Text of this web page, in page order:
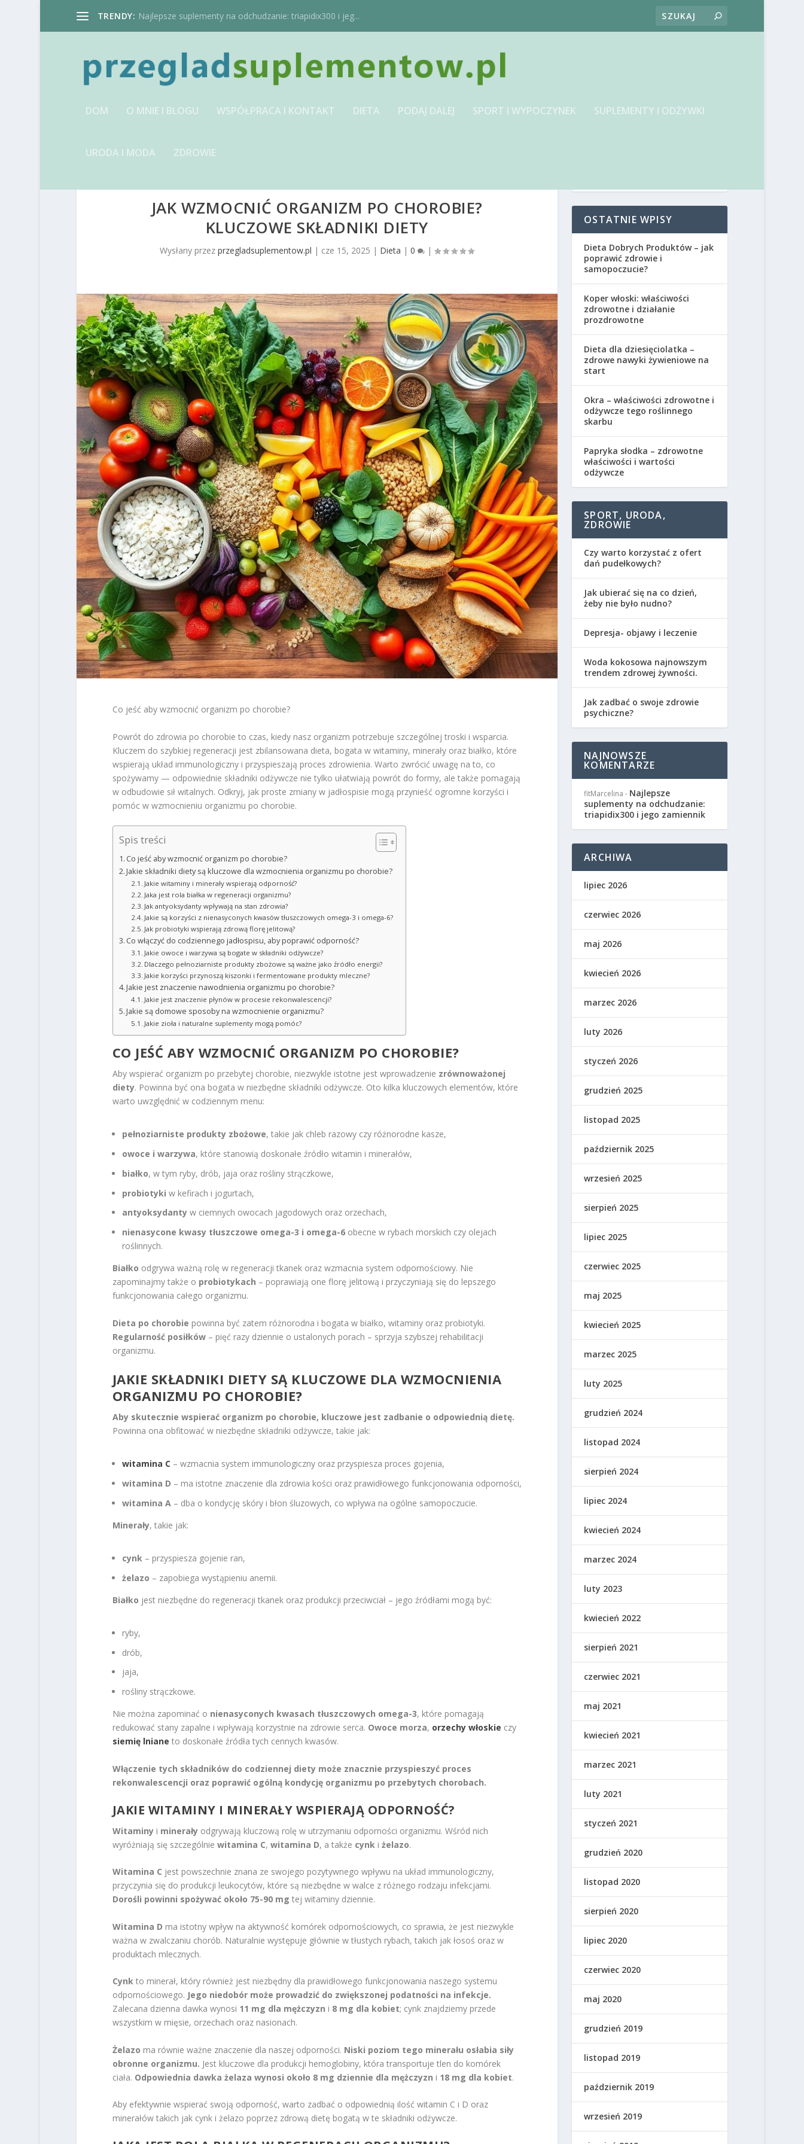
TRENDY: Najlepsze suplementy na odchudzanie: triapidix300 i jeg...
DOM O MNIE I BLOGU WSPÓŁPRACA I KONTAKT DIETA PODAJ DALEJ SPORT I WYPOCZYNEK SUPLEMENTY I ODŻYWKI
URODA I MODA ZDROWIE
JAK WZMOCNIĆ ORGANIZM PO CHOROBIE?
KLUCZOWE SKŁADNIKI DIETY
Wysłany przezprzegladsuplementow.pl | cze 15, 2025 | Dieta |0 |
Co jeść aby wzmocnić organizm po chorobie?
Powrót do zdrowia po chorobie to czas, kiedy nasz organizm potrzebuje szczególnej troski i wsparcia.
Kluczem do szybkiej regeneracji jest zbilansowana dieta, bogata w witaminy, minerały oraz białko, które
wspierają układ immunologiczny i przyspieszają proces zdrowienia. Warto zwrócić uwagę na to, co
spożywamy — odpowiednie składniki odżywcze nie tylko ułatwiają powrót do formy, ale także pomagają
w odbudowie sił witalnych. Odkryj, jak proste zmiany w jadłospisie mogą przynieść ogromne korzyści i
pomóc w wzmocnieniu organizmu po chorobie.
Spis treści
Co jeść aby wzmocnić organizm po chorobie?
Jakie składniki diety są kluczowe dla wzmocnienia organizmu po chorobie?
Jakie witaminy i minerały wspierają odporność?
Jaka jest rola białka w regeneracji organizmu?
Jak antyoksydanty wpływają na stan zdrowia?
Jakie są korzyści z nienasyconych kwasów tłuszczowych omega-3 i omega-6?
Jak probiotyki wspierają zdrową florę jelitową?
Co włączyć do codziennego jadłospisu, aby poprawić odporność?
Jakie owoce i warzywa są bogate w składniki odżywcze?
Dlaczego pełnoziarniste produkty zbożowe są ważne jako źródło energii?
Jakie korzyści przynoszą kiszonki i fermentowane produkty mleczne?
Jakie jest znaczenie nawodnienia organizmu po chorobie?
Jakie jest znaczenie płynów w procesie rekonwalescencji?
Jakie są domowe sposoby na wzmocnienie organizmu?
Jakie zioła i naturalne suplementy mogą pomóc?
CO JEŚĆ ABY WZMOCNIĆ ORGANIZM PO CHOROBIE?
Aby wspierać organizm po przebytej chorobie, niezwykle istotne jest wprowadzenie zrównoważonej
diety. Powinna być ona bogata w niezbędne składniki odżywcze. Oto kilka kluczowych elementów, które
warto uwzględnić w codziennym menu:
pełnoziarniste produkty zbożowe, takie jak chleb razowy czy różnorodne kasze,
owoce i warzywa, które stanowią doskonałe źródło witamin i minerałów,
białko, w tym ryby, drób, jaja oraz rośliny strączkowe,
probiotyki w kefirach i jogurtach,
antyoksydantyw ciemnych owocach jagodowych oraz orzechach,
nienasycone kwasy tłuszczowe omega-3 i omega-6obecne w rybach morskich czy olejach
roślinnych.
Białko odgrywa ważną rolę w regeneracji tkanek oraz wzmacnia system odpornościowy. Nie
zapominajmy także o probiotykach – poprawiają one florę jelitową i przyczyniają się do lepszego
funkcjonowania całego organizmu.
Dieta po chorobie powinna być zatem różnorodna i bogata w białko, witaminy oraz probiotyki.
Regularność posiłków– pięć razy dziennie o ustalonych porach – sprzyja szybszej rehabilitacji
organizmu.
JAKIE SKŁADNIKI DIETY SĄ KLUCZOWE DLA WZMOCNIENIA
ORGANIZMU PO CHOROBIE?
Aby skutecznie wspierać organizm po chorobie, kluczowe jest zadbanie o odpowiednią dietę.
Powinna ona obfitować w niezbędne składniki odżywcze, takie jak:
witamina C – wzmacnia system immunologiczny oraz przyspiesza proces gojenia,
witamina D – ma istotne znaczenie dla zdrowia kości oraz prawidłowego funkcjonowania odporności,
witamina A – dba o kondycję skóry i błon śluzowych, co wpływa na ogólne samopoczucie.
Minerały, takie jak:
cynk– przyspiesza gojenie ran,
żelazo – zapobiega wystąpieniu anemii.
Białko jest niezbędne do regeneracji tkanek oraz produkcji przeciwciał – jego źródłami mogą być:
ryby,
drób,
jaja,
rośliny strączkowe.
Nie można zapominać o nienasyconych kwasach tłuszczowych omega-3, które pomagają
redukować stany zapalne i wpływają korzystnie na zdrowie serca. Owoce morza, orzechy włoskie czy
siemię lniane to doskonałe źródła tych cennych kwasów.
Włączenie tych składników do codziennej diety może znacznie przyspieszyć proces
rekonwalescencji oraz poprawić ogólną kondycję organizmu po przebytych chorobach.
JAKIE WITAMINY I MINERAŁY WSPIERAJĄ ODPORNOŚĆ?
Witaminyi minerałyodgrywają kluczową rolę w utrzymaniu odporności organizmu. Wśród nich
wyróżniają się szczególnie witamina C, witamina D, a także cynki żelazo.
Witamina C jest powszechnie znana ze swojego pozytywnego wpływu na układ immunologiczny,
przyczynia się do produkcji leukocytów, które są niezbędne w walce z różnego rodzaju infekcjami.
Dorośli powinni spożywać około 75-90 mg tej witaminy dziennie.
Witamina D ma istotny wpływ na aktywność komórek odpornościowych, co sprawia, że jest niezwykle
ważna w zwalczaniu chorób. Naturalnie występuje głównie w tłustych rybach, takich jak łosoś oraz w
produktach mlecznych.
Cynkto minerał, który również jest niezbędny dla prawidłowego funkcjonowania naszego systemu
odpornościowego. Jego niedobór może prowadzić do zwiększonej podatności na infekcje.
Zalecana dzienna dawka wynosi 11 mg dla mężczyzn i 8 mg dla kobiet; cynk znajdziemy przede
wszystkim w mięsie, orzechach oraz nasionach.
Żelazo ma równie ważne znaczenie dla naszej odporności. Niski poziom tego minerału osłabia siły
obronne organizmu. Jest kluczowe dla produkcji hemoglobiny, która transportuje tlen do komórek
ciała. Odpowiednia dawka żelaza wynosi około 8 mg dziennie dla mężczyzn i 18 mg dla kobiet.
Aby efektywnie wspierać swoją odporność, warto zadbać o odpowiednią ilość witamin C i D oraz
minerałów takich jak cynk i żelazo poprzez zdrową dietę bogatą w te składniki odżywcze.
OSTATNIE WPISY
Dieta Dobrych Produktów – jak
poprawić zdrowie i
samopoczucie?
Koper włoski: właściwości
zdrowotne i działanie
prozdrowotne
Dieta dla dziesięciolatka –
zdrowe nawyki żywieniowe na
start
Okra – właściwości zdrowotne i
odżywcze tego roślinnego
skarbu
Papryka słodka – zdrowotne
właściwości i wartości
odżywcze
SPORT, URODA,
ZDROWIE
Czy warto korzystać z ofert
dań pudełkowych?
Jak ubierać się na co dzień,
żeby nie było nudno?
Depresja- objawy i leczenie
Woda kokosowa najnowszym
trendem zdrowej żywności.
Jak zadbać o swoje zdrowie
psychiczne?
NAJNOWSZE
KOMENTARZE
fitMarcelina - Najlepsze
suplementy na odchudzanie:
triapidix300 i jego zamiennik
ARCHIWA
lipiec 2026
czerwiec 2026
maj 2026
kwiecień 2026
marzec 2026
luty 2026
styczeń 2026
grudzień 2025
listopad 2025
październik 2025
wrzesień 2025
sierpień 2025
lipiec 2025
czerwiec 2025
maj 2025
kwiecień 2025
marzec 2025
luty 2025
grudzień 2024
listopad 2024
sierpień 2024
lipiec 2024
kwiecień 2024
marzec 2024
luty 2023
kwiecień 2022
sierpień 2021
czerwiec 2021
maj 2021
kwiecień 2021
marzec 2021
luty 2021
styczeń 2021
grudzień 2020
listopad 2020
sierpień 2020
lipiec 2020
czerwiec 2020
maj 2020
grudzień 2019
listopad 2019
październik 2019
wrzesień 2019